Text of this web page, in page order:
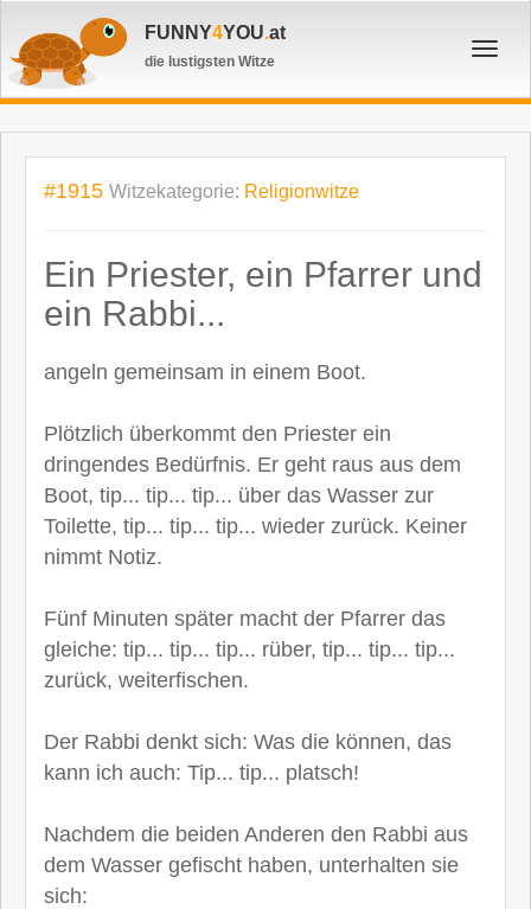
FUNNY4YOU.at
die lustigsten Witze
#1915 Witzekategorie: Religionwitze
Ein Priester, ein Pfarrer und
ein Rabbi...
angeln gemeinsam in einem Boot.
Plötzlich überkommt den Priester ein
dringendes Bedürfnis. Er geht raus aus dem
Boot, tip... tip... tip... über das Wasser zur
Toilette, tip... tip... tip... wieder zurück. Keiner
nimmt Notiz.
Fünf Minuten später macht der Pfarrer das
gleiche: tip... tip... tip... rüber, tip... tip... tip...
zurück, weiterfischen.
Der Rabbi denkt sich: Was die können, das
kann ich auch: Tip... tip... platsch!
Nachdem die beiden Anderen den Rabbi aus
dem Wasser gefischt haben, unterhalten sie
sich: